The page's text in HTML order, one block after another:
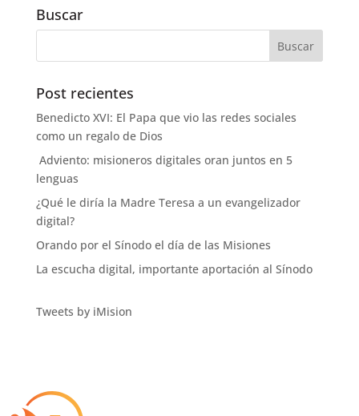
Buscar
Post recientes
Benedicto XVI: El Papa que vio las redes sociales
como un regalo de Dios
Adviento: misioneros digitales oran juntos en 5
lenguas
¿Qué le diría la Madre Teresa a un evangelizador
digital?
Orando por el Sínodo el día de las Misiones
La escucha digital, importante aportación al Sínodo
Tweets by iMision